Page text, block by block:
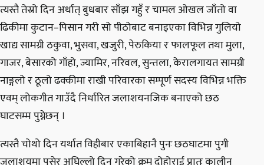
त्यस्तै तेस्रो दिन अर्थात् बुधबार साँझ गहुँ र चामल ओखल जाँतो वा
ढिकीमा कुटान–पिसान गरी सो पीठोबाट बनाइएका विभिन्न गुलियो
खाद्य सामग्री ठकुवा, भुसवा, खजुरी, पेरुकिया र फालफूल तथा मुला,
गाजर, बेसारको गाँहो, ज्यामिर, नरिवल, सुन्तला, केरालगायत सामग्री
नाङ्गलो र ठूलो ढक्कीमा राखी परिवारका सम्पूर्ण सदस्य विभिन्न भक्ति
एवम् लोकगीत गाउँदै निर्धारित जलाशयनजिक बनाएको छठ
घाटसम्म पुग्नेछन् ।
त्यस्तै चोथो दिन यर्थात विहीबार एकाबिहानै पुनः छठघाटमा पुगी